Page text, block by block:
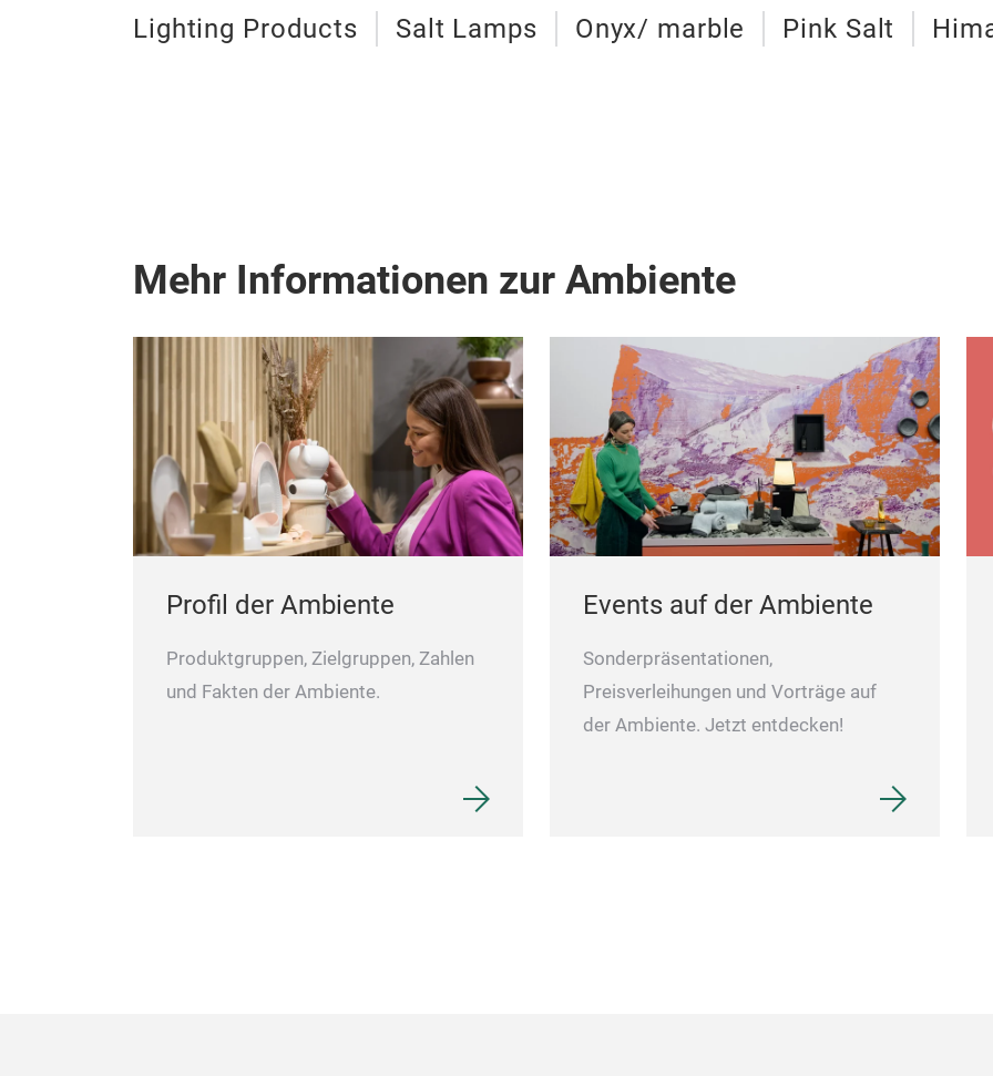
Lighting Products Salt Lamps Onyx/ marble Pink Salt
Mehr Informationen zur Ambiente
Profil der Ambiente
Produktgruppen, Zielgruppen, Zahlen
und Fakten der Ambiente.
Events auf der Ambiente
Sonderpräsentationen,
Preisverleihungen und Vorträge auf
der Ambiente. Jetzt entdecken!